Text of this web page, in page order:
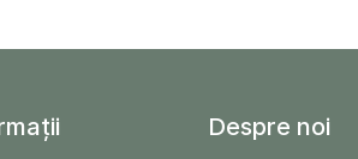
Despre noi